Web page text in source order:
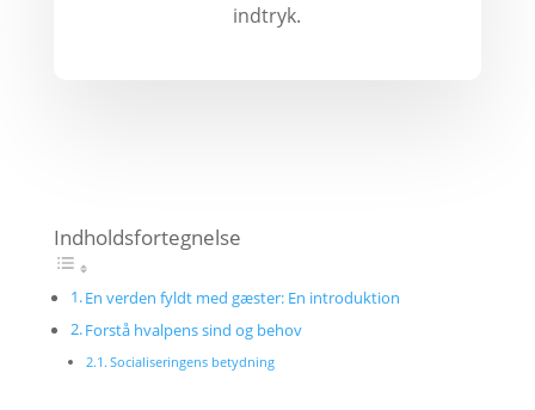
indtryk.
Indholdsfortegnelse
En verden fyldt med gæster: En introduktion
Forstå hvalpens sind og behov
Socialiseringens betydning